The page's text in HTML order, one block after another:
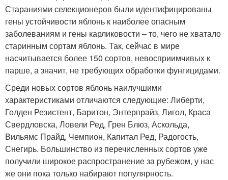
Стараниями селекционеров были идентифицированы
гены устойчивости яблонь к наиболее опасным
заболеваниям и гены карликовости – то, чего не хватало
старинным сортам яблонь. Так, сейчас в мире
насчитывается более 150 сортов, невосприимчивых к
парше, а значит, не требующих обработки фунгицидами.
Среди новых сортов яблонь наилучшими
характеристиками отличаются следующие: Либерти,
Голден Резистент, Баритон, Энтерпрайз, Лигол, Краса
Свердловска, Ловели Ред, Грен Блюз, Аскольда,
Вильямс Прайд, Чемпион, Капитал Ред, Радогость,
Снегирь. Большинство из перечисленных сортов уже
получили широкое распространение за рубежом, у нас
же они пока только набирают популярность.